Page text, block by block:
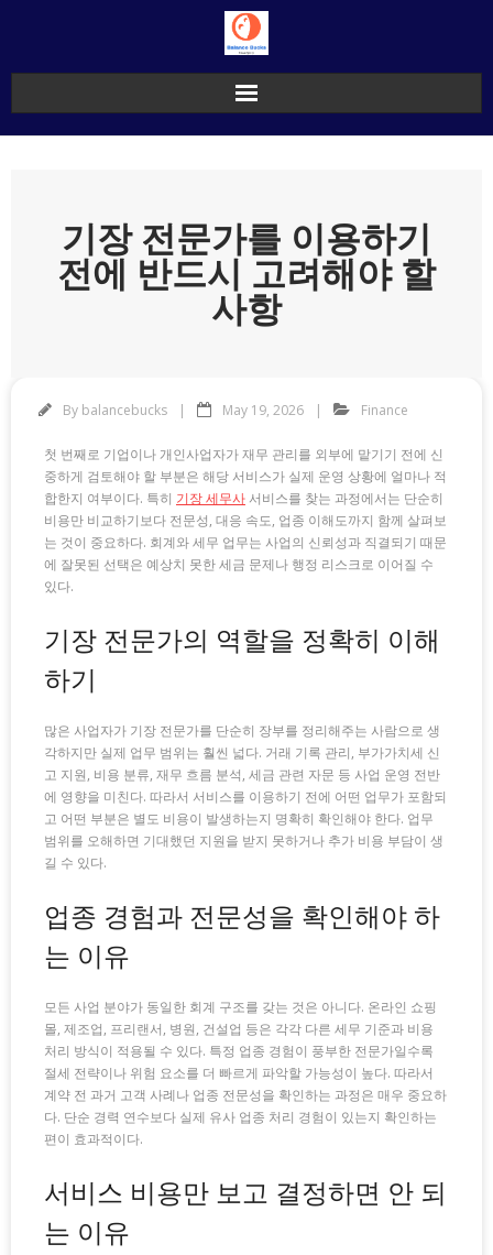
기장 전문가를 이용하기
전에 반드시 고려해야 할
사항
By balancebucks May 19, 2026 Finance
첫 번째로 기업이나 개인사업자가 재무 관리를 외부에 맡기기 전에 신
중하게 검토해야 할 부분은 해당 서비스가 실제 운영 상황에 얼마나 적
합한지 여부이다. 특히 기장 세무사 서비스를 찾는 과정에서는 단순히
비용만 비교하기보다 전문성, 대응 속도, 업종 이해도까지 함께 살펴보
는 것이 중요하다. 회계와 세무 업무는 사업의 신뢰성과 직결되기 때문
에 잘못된 선택은 예상치 못한 세금 문제나 행정 리스크로 이어질 수
있다.
기장 전문가의 역할을 정확히 이해
하기
많은 사업자가 기장 전문가를 단순히 장부를 정리해주는 사람으로 생
각하지만 실제 업무 범위는 훨씬 넓다. 거래 기록 관리, 부가가치세 신
고 지원, 비용 분류, 재무 흐름 분석, 세금 관련 자문 등 사업 운영 전반
에 영향을 미친다. 따라서 서비스를 이용하기 전에 어떤 업무가 포함되
고 어떤 부분은 별도 비용이 발생하는지 명확히 확인해야 한다. 업무
범위를 오해하면 기대했던 지원을 받지 못하거나 추가 비용 부담이 생
길 수 있다.
업종 경험과 전문성을 확인해야 하
는 이유
모든 사업 분야가 동일한 회계 구조를 갖는 것은 아니다. 온라인 쇼핑
몰, 제조업, 프리랜서, 병원, 건설업 등은 각각 다른 세무 기준과 비용
처리 방식이 적용될 수 있다. 특정 업종 경험이 풍부한 전문가일수록
절세 전략이나 위험 요소를 더 빠르게 파악할 가능성이 높다. 따라서
계약 전 과거 고객 사례나 업종 전문성을 확인하는 과정은 매우 중요하
다. 단순 경력 연수보다 실제 유사 업종 처리 경험이 있는지 확인하는
편이 효과적이다.
서비스 비용만 보고 결정하면 안 되
는 이유